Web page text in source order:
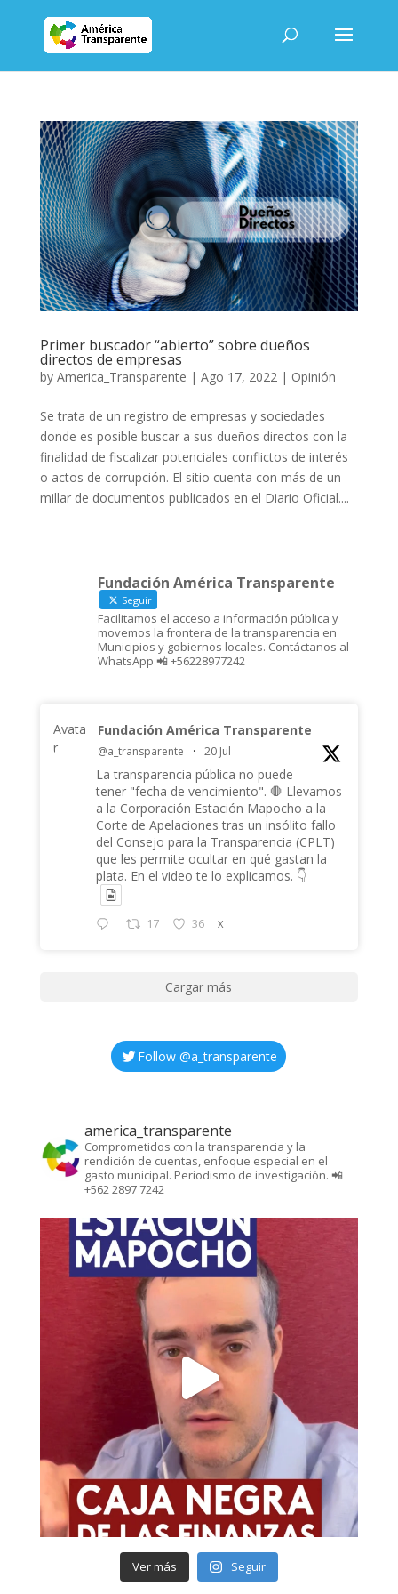
Primer buscador “abierto” sobre dueños
directos de empresas
by America_Transparente | Ago 17, 2022| Opinión
Se trata de un registro de empresas y sociedades
donde es posible buscar a sus dueños directos con la
finalidad de fiscalizar potenciales conflictos de interés
o actos de corrupción. El sitio cuenta con más de un
millar de documentos publicados en el Diario Oficial....
Fundación América Transparente
Seguir
Facilitamos el acceso a información pública y
movemos la frontera de la transparencia en
Municipios y gobiernos locales. Contáctanos al
WhatsApp 📲 +56228977242
Avata
r
Fundación América Transparente
@a_transparente · 20 Jul
La transparencia pública no puede
tener "fecha de vencimiento". 🛑 Llevamos
a la Corporación Estación Mapocho a la
Corte de Apelaciones tras un insólito fallo
del Consejo para la Transparencia (CPLT)
que les permite ocultar en qué gastan la
plata. En el video te lo explicamos. 👇
17 36 X
Cargar más
Follow @a_transparente
america_transparente
Comprometidos con la transparencia y la
rendición de cuentas, enfoque especial en el
gasto municipal. Periodismo de investigación. 📲
+562 2897 7242
Ver más Seguir